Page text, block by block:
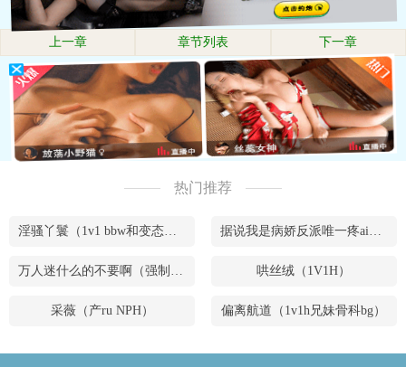
上一章 章节列表 下一章
热门推荐
淫骚丫鬟（1v1 bbw和变态腹黑男） 据说我是病娇反派唯一疼ai的妹妹（兄妹骨）
万人迷什么的不要啊（强制NPH） 哄丝绒（1V1H）
采薇（产ru NPH） 偏离航道（1v1h兄妹骨科bg）